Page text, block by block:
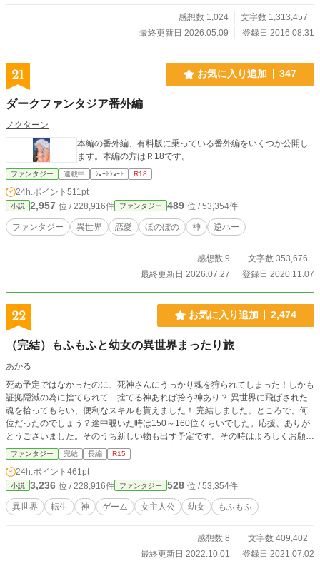
ない！ という方はご注意ください。
感想数 1,024
文字数 1,313,457
最終更新日 2026.05.09
登録日 2016.08.31
21 お気に入り追加 347
ダークファンタジア番外編
ノクターン
本編の番外編、有料版に乗っている番外編をいくつか公開し
ます。本編の方はＲ18です。
ファンタジー 連載中 ｼｮｰﾄｼｮｰﾄ R18
24h.ポイント 511pt
小説 2,957 位 / 228,916件 ファンタジー 489 位 / 53,354件
ファンタジー 異世界 恋愛 ほのぼの 神 逆ハー
感想数 9
文字数 353,676
最終更新日 2026.07.27
登録日 2020.11.07
22 お気に入り追加 2,474
（完結）もふもふと幼女の異世界まったり旅
あかる
死ぬ予定ではなかったのに、死神さんにうっかり魂を狩られてしまった！しかも
証拠隠滅の為に捨てられて…捨てる神あれば拾う神あり？ 異世界に飛ばされた
魂を拾ってもらい、便利なスキルも貰えました！ 完結しました。ところで、何
位だったのでしょう？途中覗いた時は150～160位くらいでした。応援、ありが
とうございました。そのうち新しい物も出す予定です。その時はよろしくお願い
します。
ファンタジー 完結 長編 R15
24h.ポイント 461pt
小説 3,236 位 / 228,916件 ファンタジー 528 位 / 53,354件
異世界 転生 神 ゲーム 女主人公 幼女 もふもふ
感想数 8
文字数 409,402
最終更新日 2022.10.01
登録日 2021.07.02